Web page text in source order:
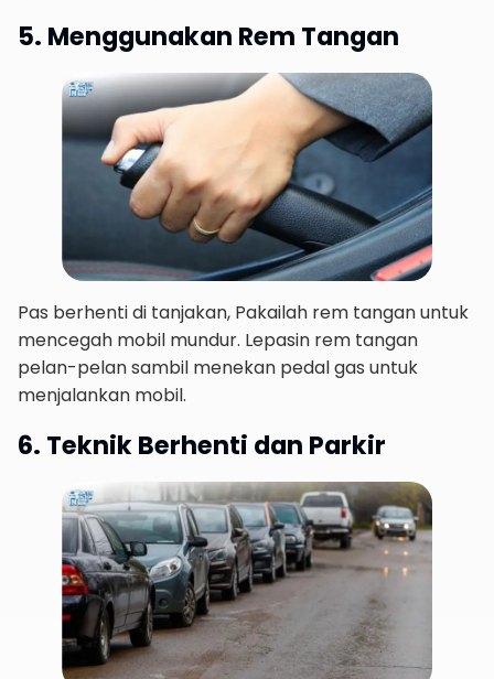
5. Menggunakan Rem Tangan
Pas berhenti di tanjakan, Pakailah rem tangan untuk
mencegah mobil mundur. Lepasin rem tangan
pelan-pelan sambil menekan pedal gas untuk
menjalankan mobil.
6. Teknik Berhenti dan Parkir